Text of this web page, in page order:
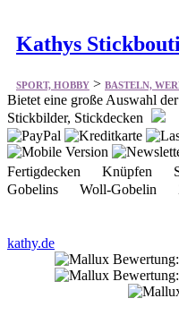
Kathys
SPORT, HOBBY > BASTELN,
Bietet eine große Auswahl
Stickbilder, Stickdecken
Fertigdecken Knüpfen
Gobelins Woll-Gobelin
kathy.de